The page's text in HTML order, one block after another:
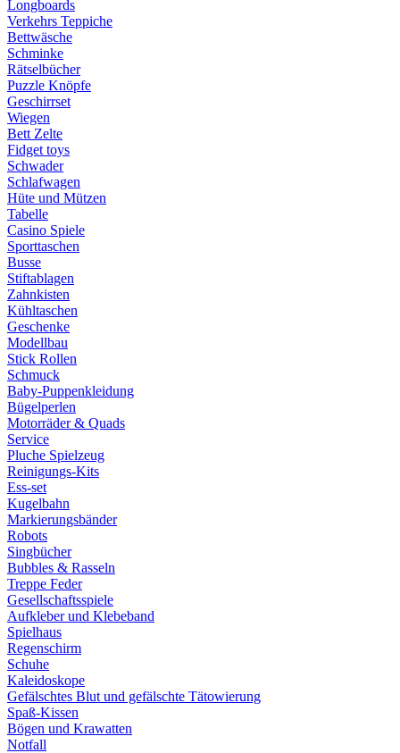
Longboards
Verkehrs Teppiche
Bettwäsche
Schminke
Rätselbücher
Puzzle Knöpfe
Geschirrset
Wiegen
Bett Zelte
Fidget toys
Schwader
Schlafwagen
Hüte und Mützen
Tabelle
Casino Spiele
Sporttaschen
Busse
Stiftablagen
Zahnkisten
Kühltaschen
Geschenke
Modellbau
Stick Rollen
Schmuck
Baby-Puppenkleidung
Bügelperlen
Motorräder & Quads
Service
Pluche Spielzeug
Reinigungs-Kits
Ess-set
Kugelbahn
Markierungsbänder
Robots
Singbücher
Bubbles & Rasseln
Treppe Feder
Gesellschaftsspiele
Aufkleber und Klebeband
Spielhaus
Regenschirm
Schuhe
Kaleidoskope
Gefälschtes Blut und gefälschte Tätowierung
Spaß-Kissen
Bögen und Krawatten
Notfall